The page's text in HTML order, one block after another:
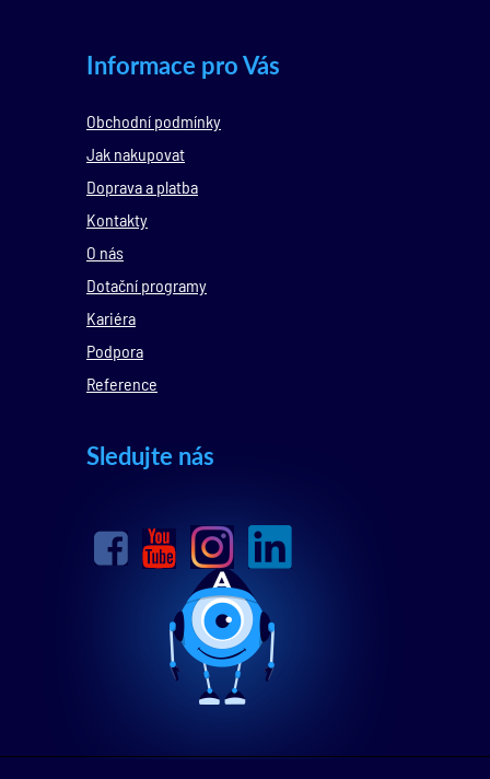
Informace pro Vás
Obchodní podmínky
Jak nakupovat
Doprava a platba
Kontakty
O nás
Dotační programy
Kariéra
Podpora
Reference
Sledujte nás